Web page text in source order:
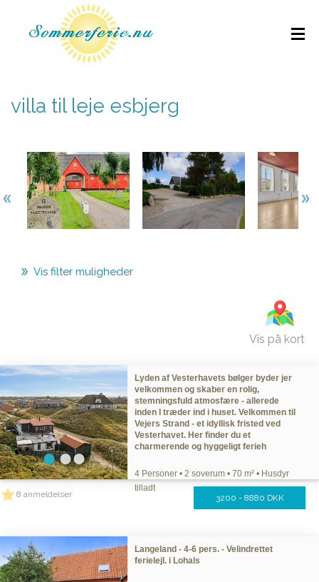
villa til leje esbjerg
Vis filter muligheder
Vis på kort
Lyden af Vesterhavets bølger byder jer
velkommen og skaber en rolig,
stemningsfuld atmosfære - allerede
inden I træder ind i huset. Velkommen til
Vejers Strand - et idyllisk fristed ved
Vesterhavet. Her finder du et
charmerende og hyggeligt ferieh
4 Personer • 2 soverum • 70 m² • Husdyr
tilladt
8 anmeldelser 3200 - 8880 DKK
Langeland - 4-6 pers. - Velindrettet
ferielejl. i Lohals